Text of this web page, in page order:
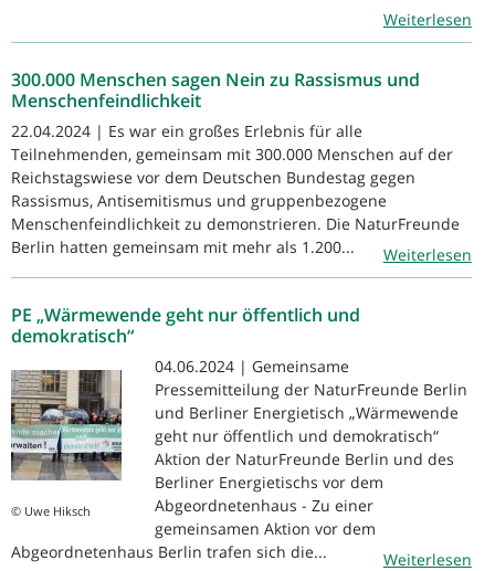
Weiterlesen
300.000 Menschen sagen Nein zu Rassismus und
Menschenfeindlichkeit
22.04.2024 | Es war ein großes Erlebnis für alle
Teilnehmenden, gemeinsam mit 300.000 Menschen auf der
Reichstagswiese vor dem Deutschen Bundestag gegen
Rassismus, Antisemitismus und gruppenbezogene
Menschenfeindlichkeit zu demonstrieren. Die NaturFreunde
Berlin hatten gemeinsam mit mehr als 1.200...
Weiterlesen
PE „Wärmewende geht nur öffentlich und
demokratisch“
© Uwe Hiksch
04.06.2024 | Gemeinsame
Pressemitteilung der NaturFreunde Berlin
und Berliner Energietisch „Wärmewende
geht nur öffentlich und demokratisch“
Aktion der NaturFreunde Berlin und des
Berliner Energietischs vor dem
Abgeordnetenhaus - Zu einer
gemeinsamen Aktion vor dem
Abgeordnetenhaus Berlin trafen sich die...
Weiterlesen